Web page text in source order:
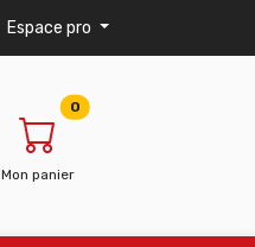
Espace pro
Mon panier
0